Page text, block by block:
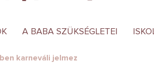
A BABA SZÜKSÉGLETEI
karneváli jelmez